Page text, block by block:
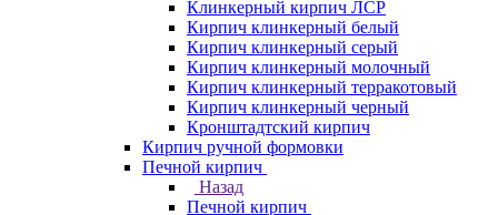
Клинкерный кирпич ЛСР
Кирпич клинкерный белый
Кирпич клинкерный серый
Кирпич клинкерный молочный
Кирпич клинкерный терракотовый
Кирпич клинкерный черный
Кронштадтский кирпич
Кирпич ручной формовки
Печной кирпич
Назад
Печной кирпич